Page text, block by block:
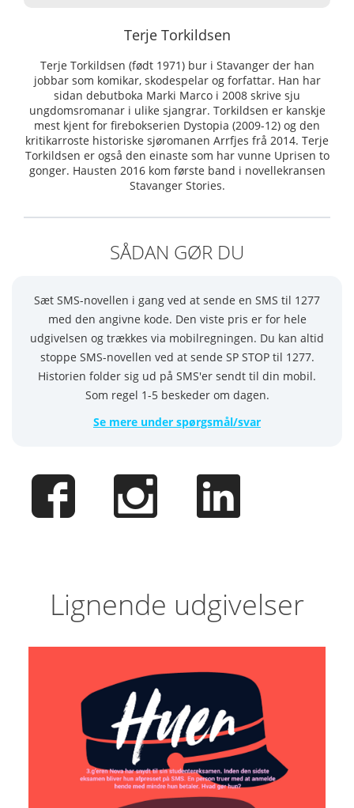
Terje Torkildsen
Terje Torkildsen (født 1971) bur i Stavanger der han
jobbar som komikar, skodespelar og forfattar. Han har
sidan debutboka Marki Marco i 2008 skrive sju
ungdomsromanar i ulike sjangrar. Torkildsen er kanskje
mest kjent for firebokserien Dystopia (2009-12) og den
kritikarroste historiske sjøromanen Arrfjes frå 2014. Terje
Torkildsen er også den einaste som har vunne Uprisen to
gonger. Hausten 2016 kom første band i novellekransen
Stavanger Stories.
SÅDAN GØR DU
Sæt SMS-novellen i gang ved at sende en SMS til 1277
med den angivne kode. Den viste pris er for hele
udgivelsen og trækkes via mobilregningen. Du kan altid
stoppe SMS-novellen ved at sende SP STOP til 1277.
Historien folder sig ud på SMS'er sendt til din mobil.
Som regel 1-5 beskeder om dagen.
Se mere under spørgsmål/svar
Lignende udgivelser
Huen